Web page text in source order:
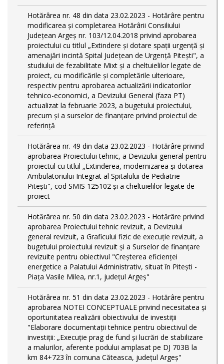
Hotărârea nr. 48 din data 23.02.2023 - Hotărâre pentru
modificarea și completarea Hotărârii Consiliului
Județean Argeș nr. 103/12.04.2018 privind aprobarea
proiectului cu titlul „Extindere și dotare spații urgență și
amenajări incintă Spital Județean de Urgență Pitești", a
studiului de fezabilitate Mixt și a cheltuielilor legate de
proiect, cu modificările și completările ulterioare,
respectiv pentru aprobarea actualizării indicatorilor
tehnico-economici, a Devizului General (faza PT)
actualizat la februarie 2023, a bugetului proiectului,
precum și a surselor de finanțare privind proiectul de
referință
Hotărârea nr. 49 din data 23.02.2023 - Hotărâre privind
aprobarea Proiectului tehnic, a Devizului general pentru
proiectul cu titlul „Extinderea, modernizarea și dotarea
Ambulatoriului Integrat al Spitalului de Pediatrie
Pitești", cod SMIS 125102 și a cheltuielilor legate de
proiect
Hotărârea nr. 50 din data 23.02.2023 - Hotărâre privind
aprobarea Proiectului tehnic revizuit, a Devizului
general revizuit, a Graficului fizic de execuţie revizuit, a
bugetului proiectului revizuit și a Surselor de finanțare
revizuite pentru obiectivul "Creşterea eficienţei
energetice a Palatului Administrativ, situat în Piteşti -
Piaţa Vasile Milea, nr.1, judeţul Argeş"
Hotărârea nr. 51 din data 23.02.2023 - Hotărâre pentru
aprobarea NOTEI CONCEPTUALE privind necesitatea și
oportunitatea realizării obiectivului de investiții
"Elaborare documentații tehnice pentru obiectivul de
investiţii: „Execuție prag de fund și lucrări de stabilizare
a malurilor, aferente podului amplasat pe DJ 703B la
km 84+723 în comuna Căteasca, județul Argeș"